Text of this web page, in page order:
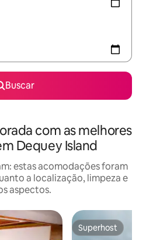
Buscar
com as melhores
Dequey Island
estas acomodações foram
a localização, limpeza e
aspectos.
Superhost
Superhost